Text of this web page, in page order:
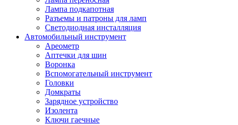
Лампа подкапотная
Разъемы и патроны для ламп
Светодиодная инсталляция
Автомобильный инструмент
Ареометр
Аптечки для шин
Воронка
Вспомогательный инструмент
Головки
Домкраты
Зарядное устройство
Изолента
Ключи гаечные